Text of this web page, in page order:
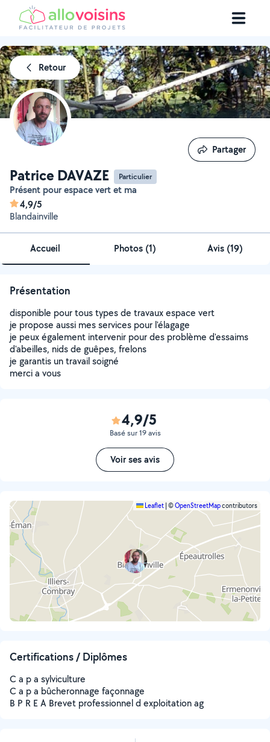
Retour
Patrice DAVAZE Particulier
Présent pour espace vert et ma
4,9/5
Blandainville
Partager
Partager
Accueil Photos (1) Avis (19)
Présentation
disponible pour tous types de travaux espace vert
je propose aussi mes services pour l'élagage
je peux également intervenir pour des problème d'essaims
d'abeilles, nids de guêpes, frelons
je garantis un travail soigné
merci a vous
4,9/5
Basé sur 19 avis
Voir ses avis
Leaflet ©OpenStreetMapcontributors
Certifications / Diplômes
C a p a sylviculture
C a p a bûcheronnage façonnage
B P R E A Brevet professionnel d exploitation ag